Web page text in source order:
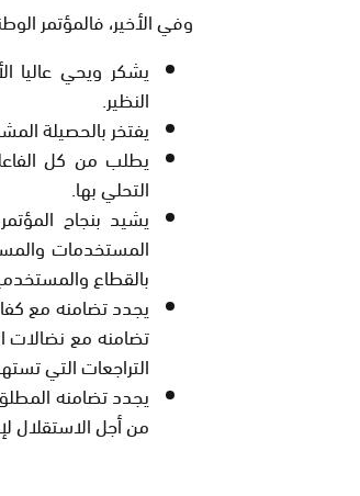
وفي الأخير، فالمؤتمر
يشكر ويحي عاليا
النظير.
يفتخر بالحصيلة
يطلب من كل
التحلي بها.
يشيد بنجاح
المستخدمات
بالقطاع
يجدد تضامنه مع
تضامنه مع نضالات
التراجعات التي
يجدد تضامنه
من أجل الاستقلال